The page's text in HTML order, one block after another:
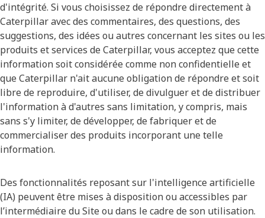
d'intégrité. Si vous choisissez de répondre directement à
Caterpillar avec des commentaires, des questions, des
suggestions, des idées ou autres concernant les sites ou les
produits et services de Caterpillar, vous acceptez que cette
information soit considérée comme non confidentielle et
que Caterpillar n'ait aucune obligation de répondre et soit
libre de reproduire, d'utiliser, de divulguer et de distribuer
l'information à d'autres sans limitation, y compris, mais
sans s'y limiter, de développer, de fabriquer et de
commercialiser des produits incorporant une telle
information.
Des fonctionnalités reposant sur l'intelligence artificielle
(IA) peuvent être mises à disposition ou accessibles par
l’intermédiaire du Site ou dans le cadre de son utilisation.